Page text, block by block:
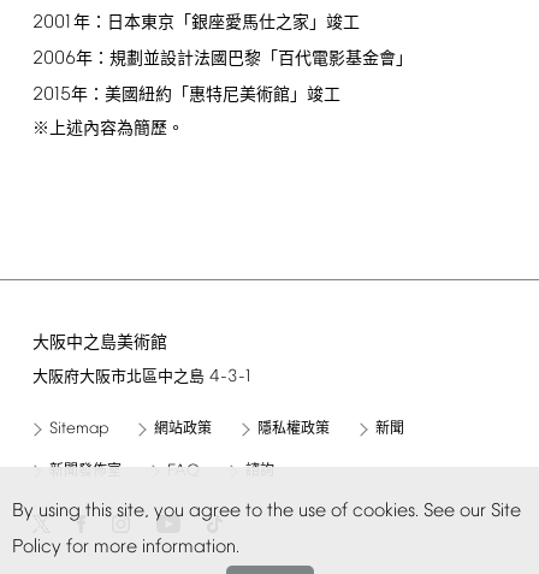
By using this site, you agree to the use of cookies. See our Site
Policy for more information.
2001年：日本東京「銀座愛馬仕之家」竣工
2006年：規劃並設計法國巴黎「百代電影基金會」
2015年：美國紐約「惠特尼美術館」竣工
※上述內容為簡歷。
大阪中之島美術館
大阪府大阪市北區中之島 4-3-1
Sitemap 網站政策 隱私權政策 新聞
新聞發佈室 FAQ 諮詢